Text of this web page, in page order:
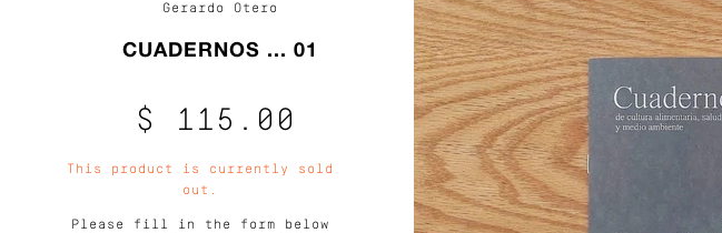
Gerardo Otero
CUADERNOS ... 01
$ 115.00
This product is currently sold
out.
Please fill in the form below